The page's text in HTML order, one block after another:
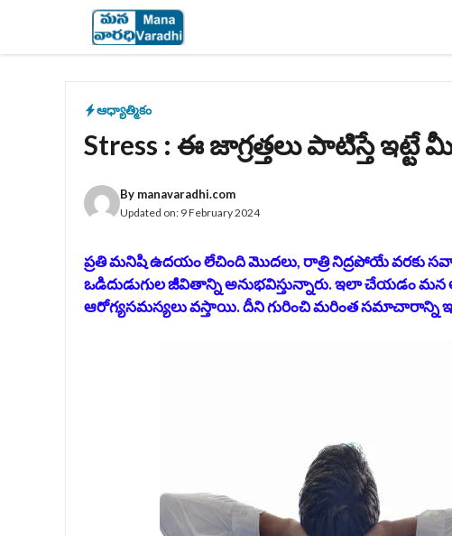
content
ఆధ్యాత్మికం
Stress : ఈ జాగ్రత్తలు పాటిస్తే ఇట్టే
By manavaradhi.com
Updated on: 9 February 2024
ప్రతి మనిషి ఉదయం లేచింది మొదలు, రాత్రి నిద్రపోయే వరకు
ఒడిదుడుగుల జీవితాన్ని అనుభవిస్తున్నారు. ఇలా చేయడం
ఆరోగ్యసమస్యలు వస్తాయి. దీని గురించి మరింత సమాచారాన్ని